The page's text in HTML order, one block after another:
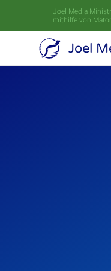
Joel Media
mithilfe von
Joel